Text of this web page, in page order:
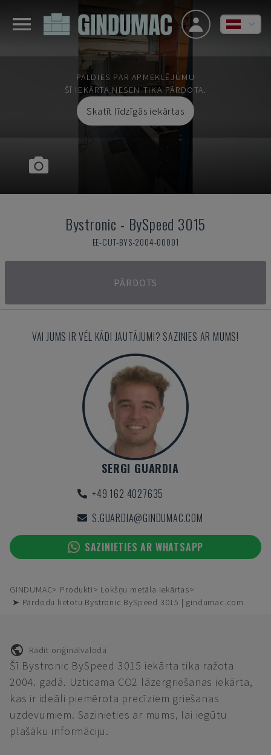
PALDIES PAR APMEKLĒJUMU
ŠĪ IEKĀRTA NESEN TIKA PĀRDOTA.
Skatīt līdzīgās iekārtas
Bystronic - BySpeed 3015
EE-CUT-BYS-2004-00001
PĀRDOTS
VAI JUMS IR VĒL KĀDI JAUTĀJUMI? SAZINIES AR MUMS!
SERGI GUARDIA
+49 162 4027635
S.GUARDIA@GINDUMAC.COM
SAZINIETIES AR WHATSAPP
GINDUMAC Produkti
Lokšņu metāla iekārtas
➤ Pārdodu lietotu Bystronic BySpeed 3015 | gindumac.com
Rādīt oriģinālvalodā
Šī Bystronic BySpeed 3015 iekārta tika ražota
2004. gadā. Uzticama CO2 lāzergriešanas iekārta,
kas ir ideāli piemērota precīziem griešanas
uzdevumiem. Sazinieties ar mums, lai iegūtu
plašāku informāciju.